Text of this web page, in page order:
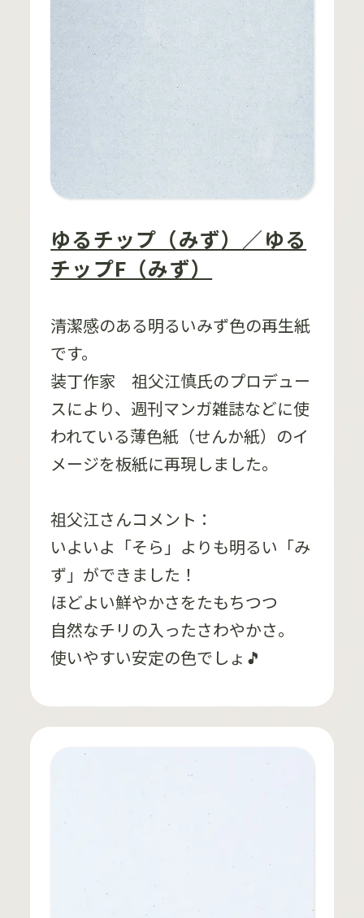
ゆるチップ（みず）／ゆる
チップF（みず）
清潔感のある明るいみず色の再生紙
です。
装丁作家 祖父江慎氏のプロデュー
スにより、週刊マンガ雑誌などに使
われている薄色紙（せんか紙）のイ
メージを板紙に再現しました。
祖父江さんコメント：
いよいよ「そら」よりも明るい「み
ず」ができました！
ほどよい鮮やかさをたもちつつ
自然なチリの入ったさわやかさ。
使いやすい安定の色でしょ🎵